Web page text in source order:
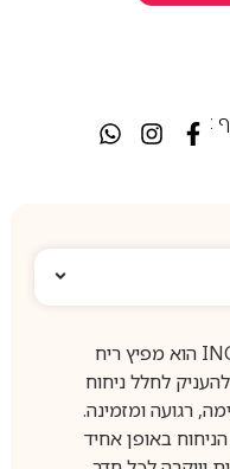
:
INCENSE No’26 Home Diffuser הוא מפיץ ריח
לחלל ניחוח
רגועה ומזמינה.
באופן אחיד